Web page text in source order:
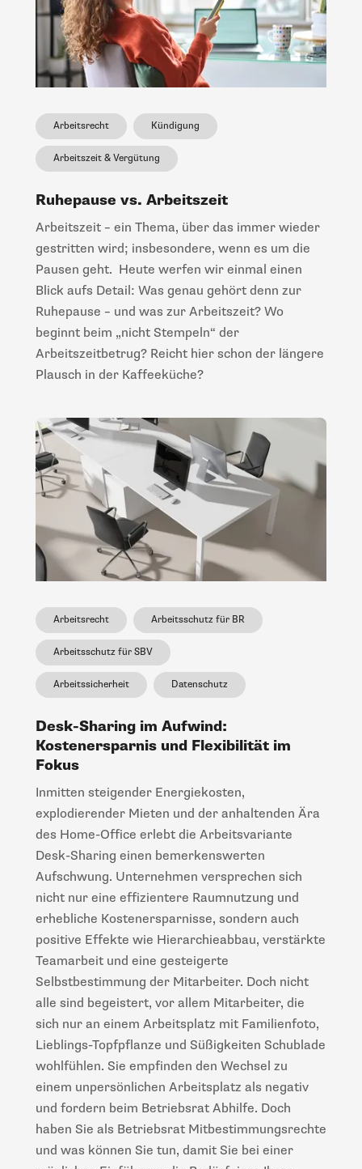
Arbeitsrecht Kündigung
Arbeitszeit & Vergütung
Ruhepause vs. Arbeitszeit
Arbeitszeit – ein Thema, über das immer wieder
gestritten wird; insbesondere, wenn es um die
Pausen geht. Heute werfen wir einmal einen
Blick aufs Detail: Was genau gehört denn zur
Ruhepause – und was zur Arbeitszeit? Wo
beginnt beim „nicht Stempeln“ der
Arbeitszeitbetrug? Reicht hier schon der längere
Plausch in der Kaffeeküche?
Arbeitsrecht Arbeitsschutz für BR
Arbeitsschutz für SBV
Arbeitssicherheit Datenschutz
Desk-Sharing im Aufwind:
Kostenersparnis und Flexibilität im
Fokus
Inmitten steigender Energiekosten,
explodierender Mieten und der anhaltenden Ära
des Home-Office erlebt die Arbeitsvariante
Desk-Sharing einen bemerkenswerten
Aufschwung. Unternehmen versprechen sich
nicht nur eine effizientere Raumnutzung und
erhebliche Kostenersparnisse, sondern auch
positive Effekte wie Hierarchieabbau, verstärkte
Teamarbeit und eine gesteigerte
Selbstbestimmung der Mitarbeiter. Doch nicht
alle sind begeistert, vor allem Mitarbeiter, die
sich nur an einem Arbeitsplatz mit Familienfoto,
Lieblings-Topfpflanze und Süßigkeiten Schublade
wohlfühlen. Sie empfinden den Wechsel zu
einem unpersönlichen Arbeitsplatz als negativ
und fordern beim Betriebsrat Abhilfe. Doch
haben Sie als Betriebsrat Mitbestimmungsrechte
und was können Sie tun, damit Sie bei einer